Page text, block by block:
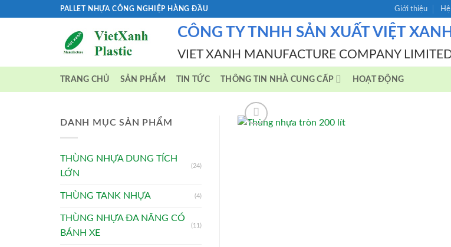
PALLET NHỰA CÔNG NGHIỆP HÀNG ĐẦU Giới thiệu
CÔNG TY TNHH SẢN XUẤT VIỆT XANH
VIET XANH MANUFACTURE COMPANY
TRANG CHỦ SẢN PHẨM TIN TỨC THÔNG TIN NHÀ CUNG CẤP HOẠT ĐỘNG
DANH MỤC SẢN PHẨM
THÙNG NHỰA DUNG TÍCH
LỚN
(24)
THÙNG TANK NHỰA (4)
THÙNG NHỰA ĐA NĂNG CÓ
BÁNH XE
(11)